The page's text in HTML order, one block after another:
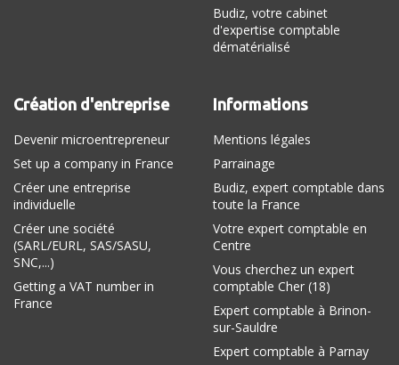
Budiz, votre cabinet
d'expertise comptable
dématérialisé
Création d'entreprise
Devenir microentrepreneur
Set up a company in France
Créer une entreprise
individuelle
Créer une société
(SARL/EURL, SAS/SASU,
SNC,...)
Getting a VAT number in
France
Informations
Mentions légales
Parrainage
Budiz, expert comptable dans
toute la France
Votre expert comptable en
Centre
Vous cherchez un expert
comptable Cher (18)
Expert comptable à Brinon-
sur-Sauldre
Expert comptable à Parnay